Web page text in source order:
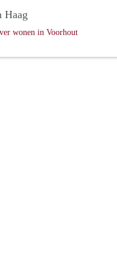
Haag
wonen in Voorhout